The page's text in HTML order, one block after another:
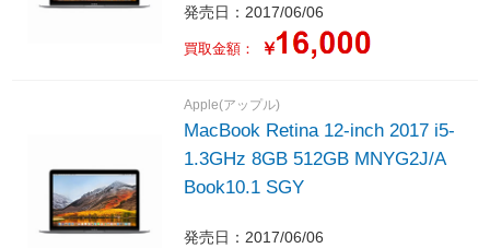
発売日：2017/06/06
買取金額： ￥
Apple(アップル)
MacBook Retina 12-inch 2017 i5-
1.3GHz 8GB 512GB MNYG2J/A
Book10.1 SGY
発売日：2017/06/06